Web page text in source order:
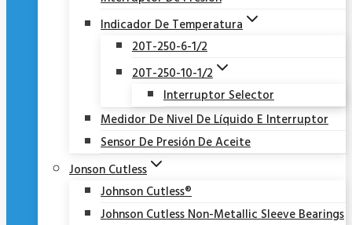
Indicador De Temperatura
20T-250-6-1/2
20T-250-10-1/2
Interruptor Selector
Medidor De Nivel De Líquido E Interruptor
Sensor De Presión De Aceite
Jonson Cutless
Johnson Cutless®
Johnson Cutless Non-Metallic Sleeve Bearings